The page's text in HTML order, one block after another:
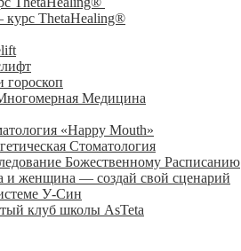
ThetaHealing®
гороскоп
Медицина
«Happy Mouth»
Cтоматология
Божественному Расписанию
женщина — создай свой сценарий
У-Син
клуб школы AsTeta